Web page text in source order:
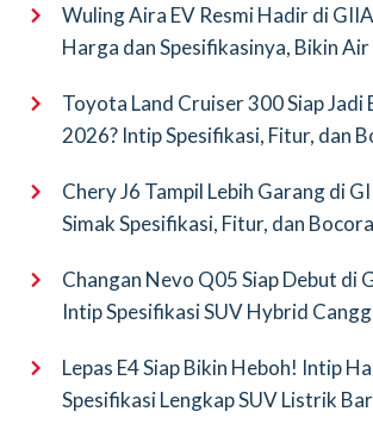
Wuling Aira EV Resmi Hadir di
Harga dan Spesifikasinya, Bikin Air
Toyota Land Cruiser 300 Siap Jadi
2026? Intip Spesifikasi, Fitur, dan
Chery J6 Tampil Lebih Garang di
Simak Spesifikasi, Fitur, dan
Changan Nevo Q05 Siap Debut di
Intip Spesifikasi SUV Hybrid
Lepas E4 Siap Bikin Heboh! Intip
Spesifikasi Lengkap SUV Listrik